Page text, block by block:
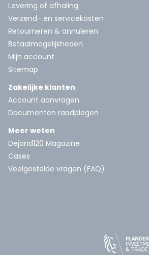
Levering of afhaling
Verzend- en servicekosten
Retourneren & annuleren
Betaalmogelijkheden
Mijn account
Sitemap
Zakelijke klanten
Account aanvragen
Documenten raadplegen
Meer weten
Dejond120 Magazine
Cases
Veelgestelde vragen (FAQ)